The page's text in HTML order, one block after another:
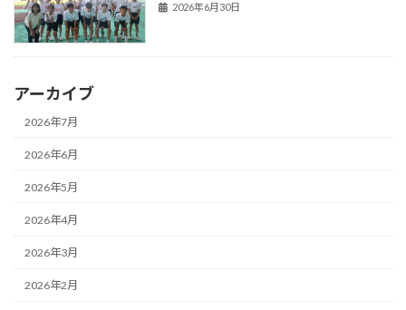
2026年6月30日
アーカイブ
2026年7月
2026年6月
2026年5月
2026年4月
2026年3月
2026年2月